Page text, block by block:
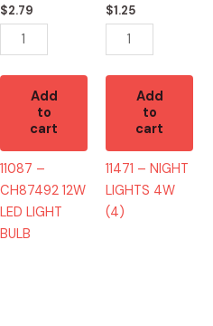
$2.79
BULB
quantity
Add
to
cart
11087 –
CH87492 12W
LED LIGHT
BULB
$1.25
quantity
Add
to
cart
11471 – NIGHT
LIGHTS 4W
(4)